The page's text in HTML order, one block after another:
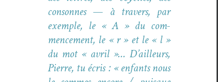
con­sonnes — à tra­vers, par
exem­ple, le « A » du com­
mence­ment, le « r » et le « l »
du mot « avril »… D’ailleurs,
Pierre, tu écris : « enfants nous